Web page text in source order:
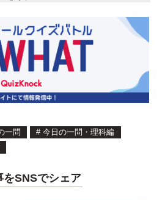
一問 # 今日の一問・理科編
をSNSでシェア